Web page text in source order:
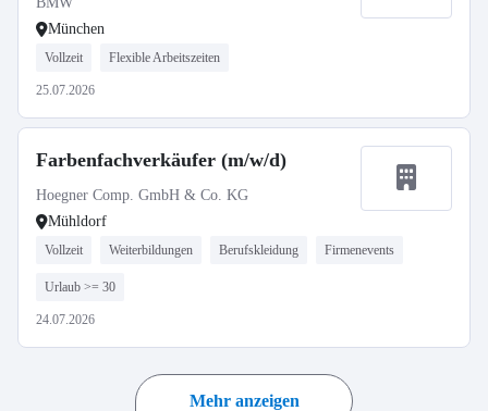
München
Vollzeit Flexible Arbeitszeiten
25.07.2026
Farbenfachverkäufer (m/w/d)
Hoegner Comp. GmbH & Co. KG
Mühldorf
Vollzeit Weiterbildungen Berufskleidung Firmenevents
Urlaub >= 30
24.07.2026
Mehr anzeigen